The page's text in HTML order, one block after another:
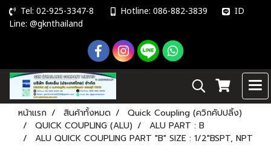
Tel: 02-925-3347-8 Hotline: 086-882-3839 ID
Line: @gknthailand
หน้าแรก สินค้าทั้งหมด
Quick Coupling (ควิกคัปปลิ้ง)
QUICK COUPLING (ALU)
ALU PART : B
ALU QUICK COUPLING PART "B" SIZE : 1/2"BSPT, NPT